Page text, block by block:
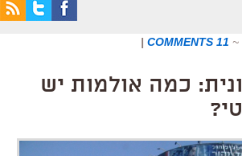
~
11 COMMENTS
|
כמה אולמות יש